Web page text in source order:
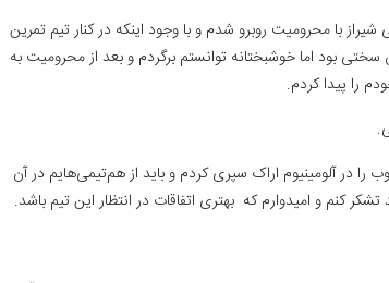
با محرومیت روبرو شدم و با وجود اینکه در کنار تیم تمرین
بود اما خوشبختانه توانستم برگردم و بعد از محرومیت به
را پیدا کردم.
در آلومینیوم اراک سپری کردم و باید از هم‌تیمی‌هایم در آن
کنم و امیدوارم که بهتری اتفاقات در انتظار این تیم باشد.